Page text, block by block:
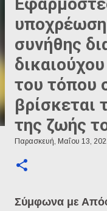
συνήθης
του τόπου
βρίσκεται
της ζωής
Παρασκευή, Μαΐου 13,
Σύμφωνα με